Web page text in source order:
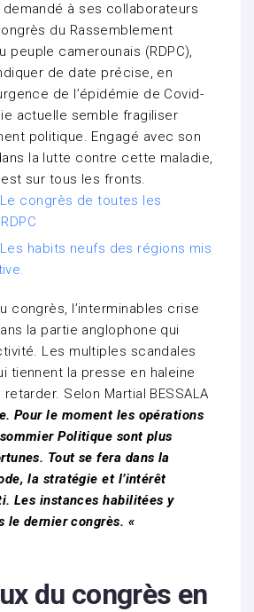
demandé à ses collaborateurs
du Rassemblement
peuple camerounais (RDPC),
de date précise, en
de l’épidémie de Covid-
actuelle semble fragiliser
politique. Engagé avec son
la lutte contre cette maladie,
sur tous les fronts.
congrès de toutes les
habits neufs des régions mis
congrès, l’interminables crise
la partie anglophone qui
Les multiples scandales
tiennent la presse en haleine
Selon Martial BESSALA
Pour le moment les opérations
Politique sont plus
Tout se fera dans la
la stratégie et l’intérêt
Les instances habilitées y
le dernier congrès. «
du congrès en